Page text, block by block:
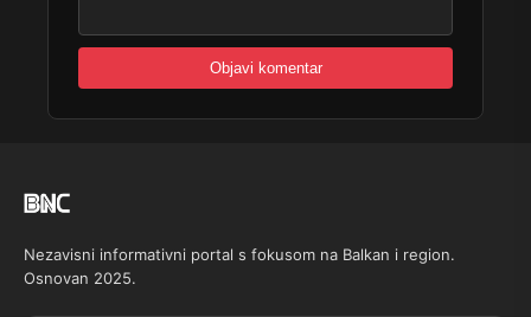
Nezavisni informativni portal s fokusom na Balkan i region.
Osnovan 2025.